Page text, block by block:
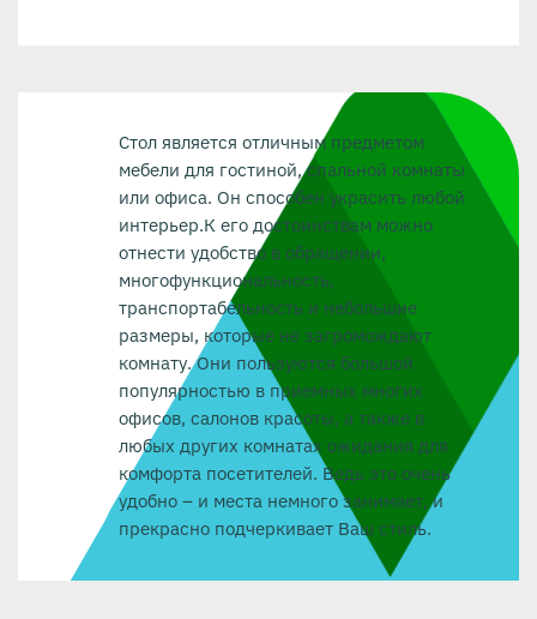
Стол является отличным предметом
мебели для гостиной, спальной комнаты
или офиса. Он способен украсить любой
интерьер.К его достоинствам можно
отнести удобство в обращении,
многофункциональность,
транспортабельность и небольшие
размеры, которые не загромождают
комнату. Они пользуются большой
популярностью в приемных многих
офисов, салонов красоты, а также в
любых других комнатах ожидания для
комфорта посетителей. Ведь это очень
удобно – и места немного занимает, и
прекрасно подчеркивает Ваш стиль.